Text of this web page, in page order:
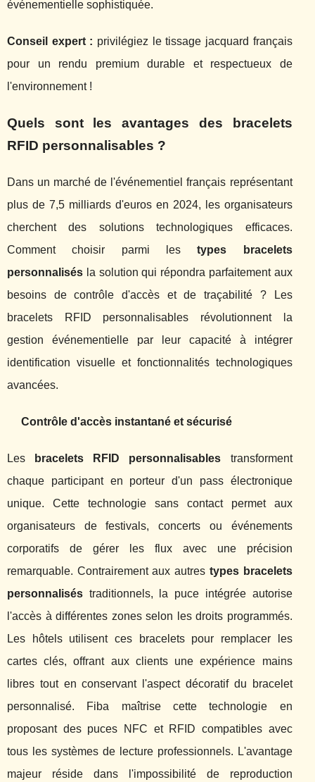
événementielle sophistiquée.
Conseil expert : privilégiez le tissage jacquard français
pour un rendu premium durable et respectueux de
l'environnement !
Quels sont les avantages des bracelets
RFID personnalisables ?
Dans un marché de l'événementiel français représentant
plus de 7,5 milliards d'euros en 2024, les organisateurs
cherchent des solutions technologiques efficaces.
Comment choisir parmi lestypes bracelets
personnalisés la solution qui répondra parfaitement aux
besoins de contrôle d'accès et de traçabilité ? Les
bracelets RFID personnalisables révolutionnent la
gestion événementielle par leur capacité à intégrer
identification visuelle et fonctionnalités technologiques
avancées.
Contrôle d'accès instantané et sécurisé
Les bracelets RFID personnalisables transforment
chaque participant en porteur d'un pass électronique
unique. Cette technologie sans contact permet aux
organisateurs de festivals, concerts ou événements
corporatifs de gérer les flux avec une précision
remarquable. Contrairement aux autres types bracelets
personnalisés traditionnels, la puce intégrée autorise
l'accès à différentes zones selon les droits programmés.
Les hôtels utilisent ces bracelets pour remplacer les
cartes clés, offrant aux clients une expérience mains
libres tout en conservant l'aspect décoratif du bracelet
personnalisé. Fiba maîtrise cette technologie en
proposant des puces NFC et RFID compatibles avec
tous les systèmes de lecture professionnels. L'avantage
majeur réside dans l'impossibilité de reproduction